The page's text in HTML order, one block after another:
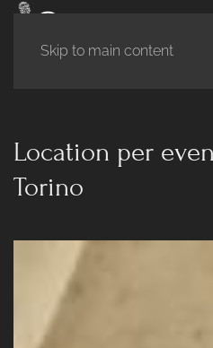
Skip to main content
Location per
Torino